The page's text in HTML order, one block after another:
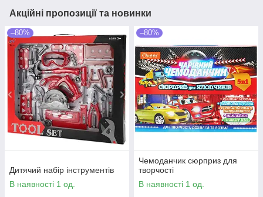
Акційні пропозиції та новинки
–80%
Дитячий набір інструментів
В наявності 1 од.
–80%
Чемоданчик сюрприз для
творчості
В наявності 1 од.